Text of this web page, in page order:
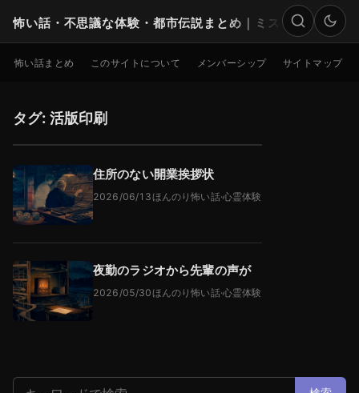
怖い話・不思議な体験・都市伝説まとめ｜ミステリー
検索
怖い話まとめ このサイトについて メンバーシップ サイトマップ
タグ: 活版印刷
住所のない開業挨拶状
2026/06/13ほんのり怖い話·心霊体験
夜勤のラジオから先輩の声が
2026/05/30ほんのり怖い話·心霊体験
検索: